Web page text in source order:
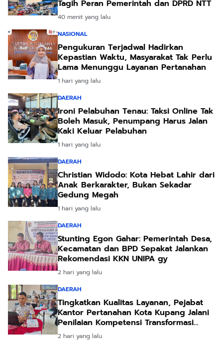
Tagih Peran Pemerintah dan DPRD NTT
40 menit yang lalu
NASIONAL
Pengukuran Terjadwal Hadirkan
Kepastian Waktu, Masyarakat Tak Perlu
Lama Menunggu Layanan Pertanahan
1 hari yang lalu
DAERAH
Ironi Pelabuhan Tenau: Taksi Online Tak
Boleh Masuk, Penumpang Harus Jalan
Kaki Keluar Pelabuhan
1 hari yang lalu
DAERAH
Christian Widodo: Kota Hebat Lahir dari
Anak Berkarakter, Bukan Sekadar
Gedung Megah
1 hari yang lalu
DAERAH
Stunting Egon Gahar: Pemerintah Desa,
Kecamatan dan BPD Sepakat Jalankan
Rekomendasi KKN UNIPA gy
2 hari yang lalu
DAERAH
Tingkatkan Kualitas Layanan, Pejabat
Kantor Pertanahan Kota Kupang Jalani
Penilaian Kompetensi Transformasi
Pelayanan
2 hari yang lalu